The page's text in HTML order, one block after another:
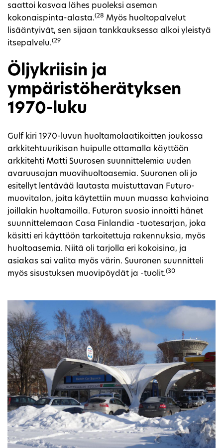
saattoi kasvaa lähes puoleksi aseman
kokonaispinta-alasta.(28 Myös huoltopalvelut
lisääntyivät, sen sijaan tankkauksessa alkoi yleistyä
itsepalvelu.(29
Öljykriisin ja
ympäristöherätyksen
1970-luku
Gulf kiri 1970-luvun huoltamolaatikoitten joukossa
arkkitehtuurikisan huipulle ottamalla käyttöön
arkkitehti Matti Suurosen suunnittelemia uuden
avaruusajan muovihuoltoasemia. Suuronen oli jo
esitellyt lentävää lautasta muistuttavan Futuro-
muovitalon, joita käytettiin muun muassa kahvioina
joillakin huoltamoilla. Futuron suosio innoitti hänet
suunnittelemaan Casa Finlandia -tuotesarjan, joka
käsitti eri käyttöön tarkoitettuja rakennuksia, myös
huoltoasemia. Niitä oli tarjolla eri kokoisina, ja
asiakas sai valita myös värin. Suuronen suunnitteli
myös sisustuksen muovipöydät ja -tuolit.(30